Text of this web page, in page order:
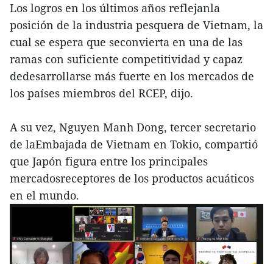
Los logros en los últimos años reflejanla
posición de la industria pesquera de Vietnam, la
cual se espera que seconvierta en una de las
ramas con suficiente competitividad y capaz
dedesarrollarse más fuerte en los mercados de
los países miembros del RCEP, dijo.
A su vez, Nguyen Manh Dong, tercer secretario
de laEmbajada de Vietnam en Tokio, compartió
que Japón figura entre los principales
mercadosreceptores de los productos acuáticos
en el mundo.